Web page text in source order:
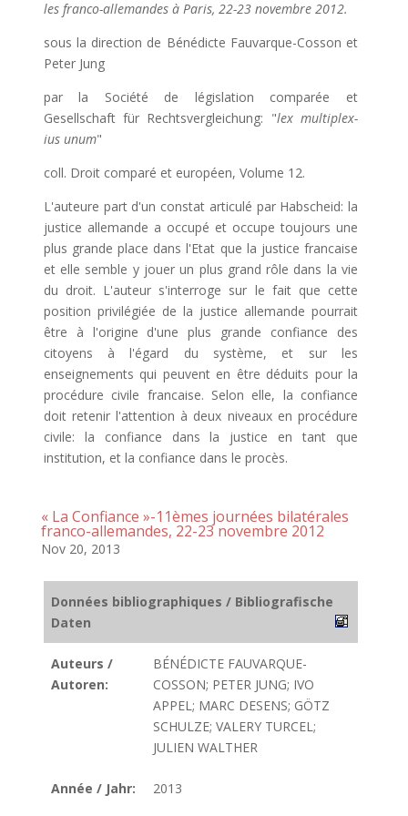
les franco-allemandes à Paris, 22-23 novembre 2012.
sous la direction de Bénédicte Fauvarque-Cosson et
Peter Jung
par la Société de législation comparée et
Gesellschaft für Rechtsvergleichung: "lex multiplex-
ius unum"
coll. Droit comparé et européen, Volume 12.
L'auteure part d'un constat articulé par Habscheid: la
justice allemande a occupé et occupe toujours une
plus grande place dans l'Etat que la justice francaise
et elle semble y jouer un plus grand rôle dans la vie
du droit. L'auteur s'interroge sur le fait que cette
position privilégiée de la justice allemande pourrait
être à l'origine d'une plus grande confiance des
citoyens à l'égard du système, et sur les
enseignements qui peuvent en être déduits pour la
procédure civile francaise. Selon elle, la confiance
doit retenir l'attention à deux niveaux en procédure
civile: la confiance dans la justice en tant que
institution, et la confiance dans le procès.
« La Confiance »-11èmes journées bilatérales
franco-allemandes, 22-23 novembre 2012
Nov 20, 2013
Données bibliographiques / Bibliografische
Daten
Auteurs /
Autoren:
BÉNÉDICTE FAUVARQUE-
COSSON; PETER JUNG; IVO
APPEL; MARC DESENS; GÖTZ
SCHULZE; VALERY TURCEL;
JULIEN WALTHER
Année / Jahr: 2013